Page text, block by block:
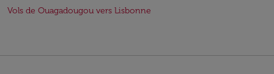
Vols de Ouagadougou vers Lisbonne